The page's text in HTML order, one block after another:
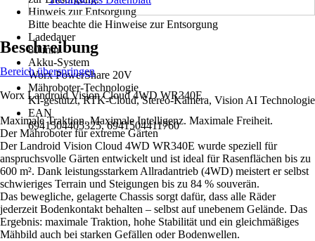
Hinweis zur Entsorgung
Bitte beachte die Hinweise zur Entsorgung
Ladedauer
80 min
Akku-System
Worx PowerShare 20V
Mähroboter-Technologie
KI-gestützt, RTK-Cloud, Stereo-Kamera, Vision AI Technologie
EAN
6941504405325, 6941504411760
Beschreibung
Bereich überspringen
Worx Landroid Vision Cloud 4WD WR340E
Maximale Traktion. Maximale Intelligenz. Maximale Freiheit.
Der Mähroboter für extreme Gärten
Der Landroid Vision Cloud 4WD WR340E wurde speziell für
anspruchsvolle Gärten entwickelt und ist ideal für Rasenflächen bis zu
600 m². Dank leistungsstarkem Allradantrieb (4WD) meistert er selbst
schwieriges Terrain und Steigungen bis zu 84 % souverän.
Das bewegliche, gelagerte Chassis sorgt dafür, dass alle Räder
jederzeit Bodenkontakt behalten – selbst auf unebenem Gelände. Das
Ergebnis: maximale Traktion, hohe Stabilität und ein gleichmäßiges
Mähbild auch bei starken Gefällen oder Bodenwellen.